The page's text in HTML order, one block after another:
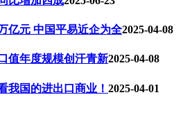
亿元 中国平易近企为全2025-04-08
值年度规模创汗青新2025-04-08
我国的进出口商业！ 2025-04-01